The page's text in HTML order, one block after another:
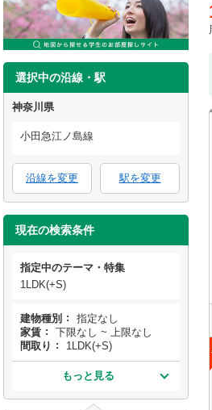
選択中の沿線・駅
神奈川県
小田急江ノ島線
沿線を変更 駅を変更
現在の検索条件
指定中のテーマ・特集
1LDK(+S)
建物種別
指定なし
家賃
下限なし ~ 上限なし
間取り
1LDK(+S)
もっと見る